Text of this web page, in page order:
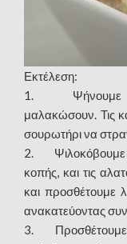
Εκτέλεση:
1. Ψήνουμε
μαλακώσουν. Τις
σουρωτήρι να
2. Ψιλοκόβουμε
κοπής, και τις
και προσθέτουμε
ανακατεύοντας
3. Προσθέτουμε